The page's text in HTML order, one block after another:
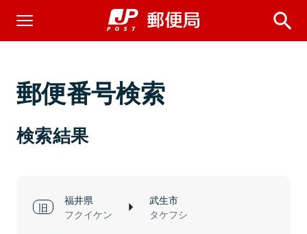
郵便番号検索
検索結果
福井県
フクイケン
武生市
タケフシ